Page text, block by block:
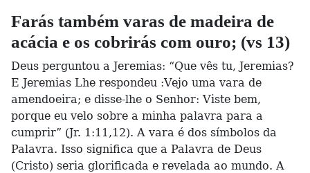
Farás também varas de madeira de
acácia e os cobrirás com ouro; (vs 13)
Deus perguntou a Jeremias: “Que vês tu, Jeremias?
E Jeremias Lhe respondeu :Vejo uma vara de
amendoeira; e disse-lhe o Senhor: Viste bem,
porque eu velo sobre a minha palavra para a
cumprir” (Jr. 1:11,12). A vara é dos símbolos da
Palavra. Isso significa que a Palavra de Deus
(Cristo) seria glorificada e revelada ao mundo. A